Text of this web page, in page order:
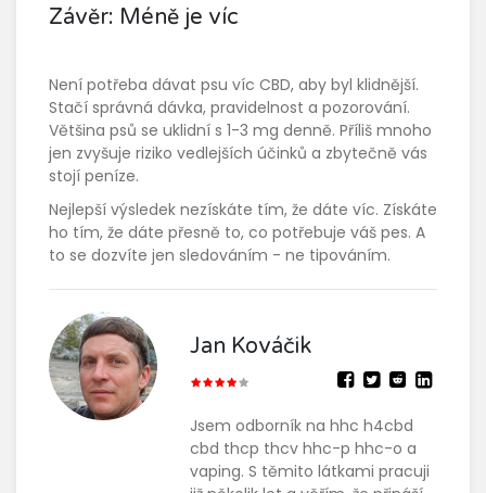
Závěr: Méně je víc
Není potřeba dávat psu víc CBD, aby byl klidnější.
Stačí správná dávka, pravidelnost a pozorování.
Většina psů se uklidní s 1-3 mg denně. Příliš mnoho
jen zvyšuje riziko vedlejších účinků a zbytečně vás
stojí peníze.
Nejlepší výsledek nezískáte tím, že dáte víc. Získáte
ho tím, že dáte přesně to, co potřebuje váš pes. A
to se dozvíte jen sledováním - ne tipováním.
Jan Kováčik
Jsem odborník na hhc h4cbd
cbd thcp thcv hhc-p hhc-o a
vaping. S těmito látkami pracuji